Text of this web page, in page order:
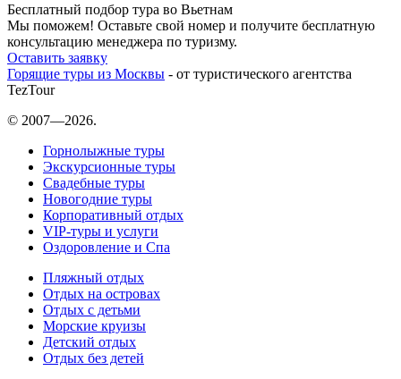
Бесплатный подбор тура во Вьетнам
Мы поможем! Оставьте свой номер и получите бесплатную
консультацию менеджера по туризму.
Оставить заявку
Горящие туры из Москвы - от туристического агентства
TezTour
© 2007—2026.
Горнолыжные туры
Экскурсионные туры
Свадебные туры
Новогодние туры
Корпоративный отдых
VIP-туры и услуги
Оздоровление и Спа
Пляжный отдых
Отдых на островах
Отдых с детьми
Морские круизы
Детский отдых
Отдых без детей